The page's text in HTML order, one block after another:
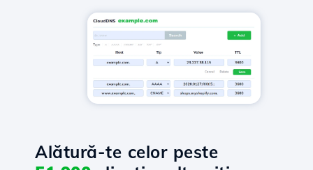
Alătură-te celor peste